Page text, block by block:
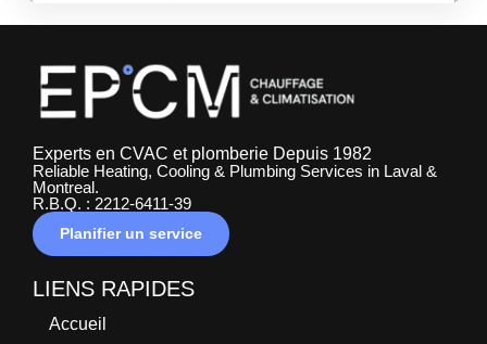
Experts en CVAC et plomberie Depuis 1982
Reliable Heating, Cooling & Plumbing Services in Laval &
Montreal.
R.B.Q. : 2212-6411-39
Planifier un service
LIENS RAPIDES
Accueil